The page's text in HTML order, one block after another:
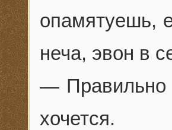
опамятуешь,
неча, эвон в
— Правильно
хочется.